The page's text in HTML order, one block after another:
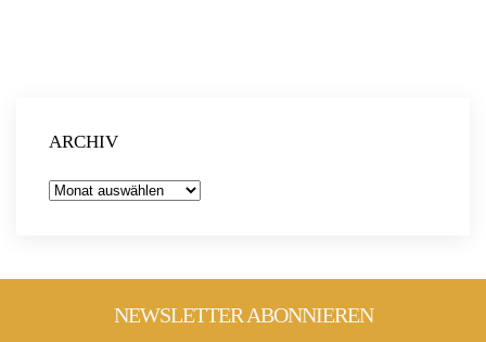
ARCHIV
Archiv
NEWSLETTER ABONNIEREN